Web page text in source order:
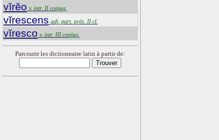
vĭrĕo v. intr. II conjug.
vĭrescens adj. part. prés. II cl.
vĭresco v. intr. III conjug.
Parcourir les dictionnaire latin à partir de: